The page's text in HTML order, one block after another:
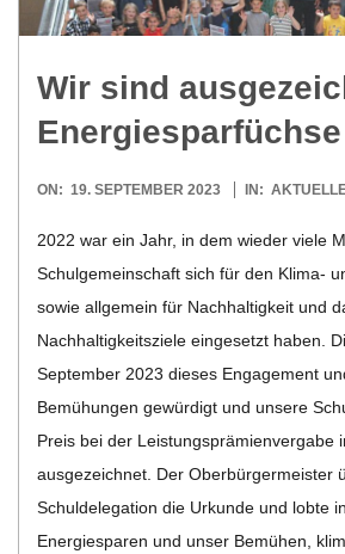
Wir sind
Energiesparfüchse
2023-
ON: 19. SEPTEMBER 2023 IN:
2022 war ein Jahr, in dem wie­der viele
Schul­ge­mein­schaft sich für den Klima-
sowie all­ge­mein für Nach­hal­tig­keit und
Nach­hal­tig­keits­ziele ein­ge­setzt haben.
Sep­tem­ber 2023 die­ses Enga­ge­ment
Bemü­hun­gen gewür­digt und unsere
Preis bei der Leis­tungs­prä­mi­en­ver­gabe
aus­ge­zeich­net. Der Ober­bür­ger­meis­ter
Schul­de­le­ga­tion die Urkunde und lobte
Ener­gie­spa­ren und unser Bemü­hen,